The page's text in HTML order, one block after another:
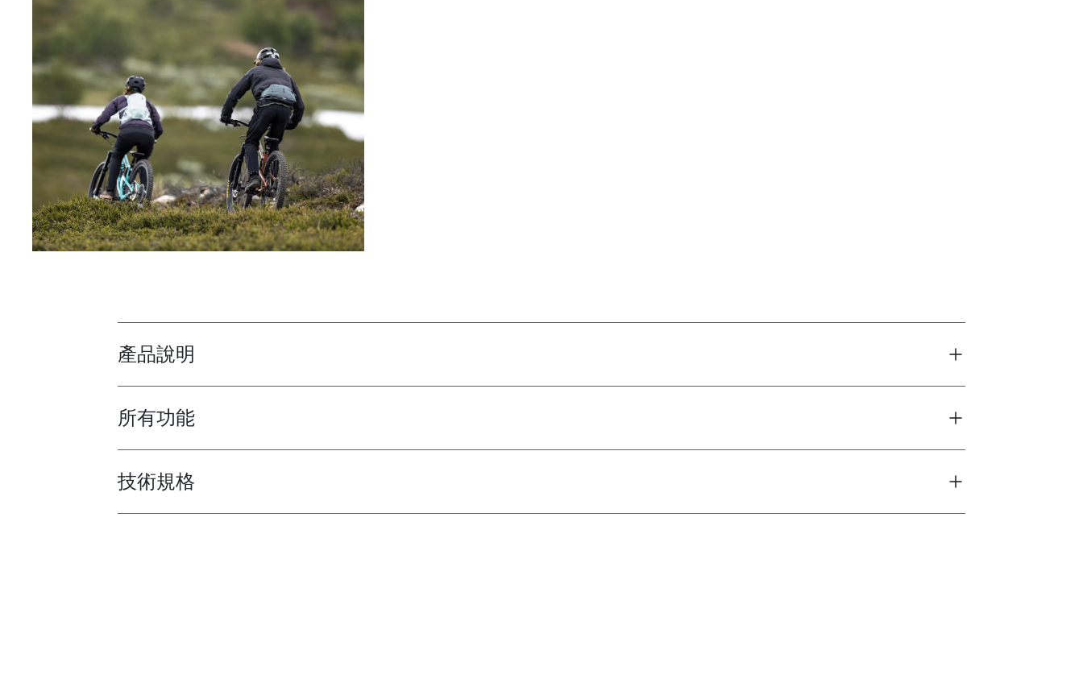
Toggle overview
產品說明
Toggle features
所有功能
Toggle techspec
技術規格